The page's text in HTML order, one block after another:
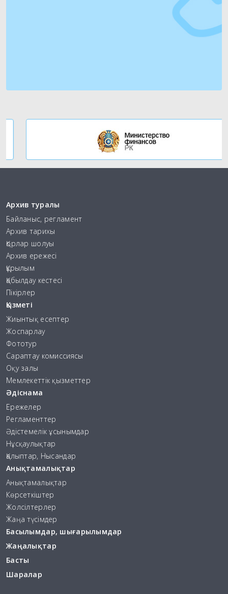
Архив туралы
Байланыс, регламент
Архив тарихы
Қорлар шолуы
Архив ережесі
Құрылым
Қабылдау кестесі
Пікірлер
Қызметі
Жиынтық есептер
Жоспарлау
Фототур
Сараптау комиссиясы
Оқу залы
Мемлекеттік қызметтер
Әдіснама
Ережелер
Регламенттер
Әдістемелік ұсынымдар
Нұсқаулықтар
Қалыптар, Нысандар
Анықтамалықтар
Анықтамалықтар
Көрсеткіштер
Жолсілтерлер
Жаңа түсімдер
Басылымдар, шығарылымдар
Жаңалықтар
Басты
Шаралар